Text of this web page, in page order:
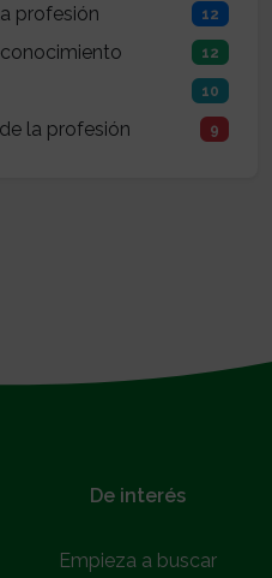
profesión 12
12
10
la profesión 9
De interés
Empieza a buscar